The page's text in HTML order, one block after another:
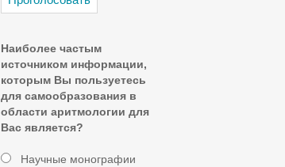
Наиболее частым
источником информации,
которым Вы пользуетесь
для самообразования в
области аритмологии для
Вас является?
Научные монографии